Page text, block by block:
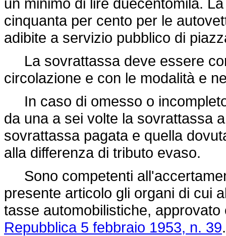
cinquanta per cento per le
adibite a servizio pubblico di
La sovrattassa deve essere
circolazione e con le modalità e
In caso di omesso o
da una a sei volte la sovrattassa
sovrattassa pagata e quella
alla differenza di tributo evaso.
Sono competenti
presente articolo gli organi di cui
tasse automobilistiche,
Repubblica 5 febbraio 1953, n. 39.